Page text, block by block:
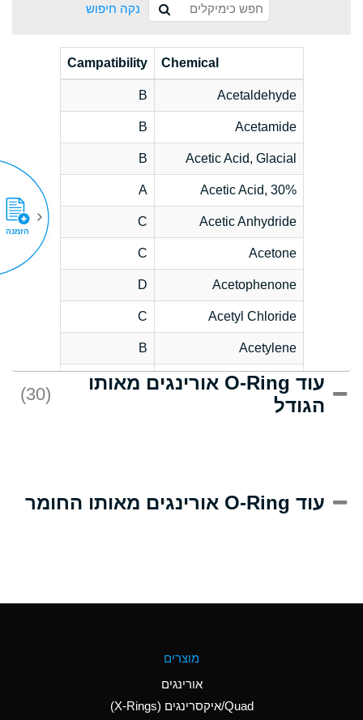
נקה חיפוש
Chemical
Campatibility
Acetaldehyde
B
Acetamide
B
Acetic Acid, Glacial
B
Acetic Acid, 30%
A
Acetic Anhydride
C
Acetone
C
Acetophenone
D
Acetyl Chloride
C
Acetylene
B
Acrlylonitrile
D
Adipic Acid
(Aqueous)
Aluminum Nitrate
(Aqueous)
עוד O-Ring אורינגים מאותו
הגודל
(30)
עוד O-Ring אורינגים מאותו החומר
מוצרים
אורינגים
Quad/איקסרינגים (X-Rings)
הזמנה